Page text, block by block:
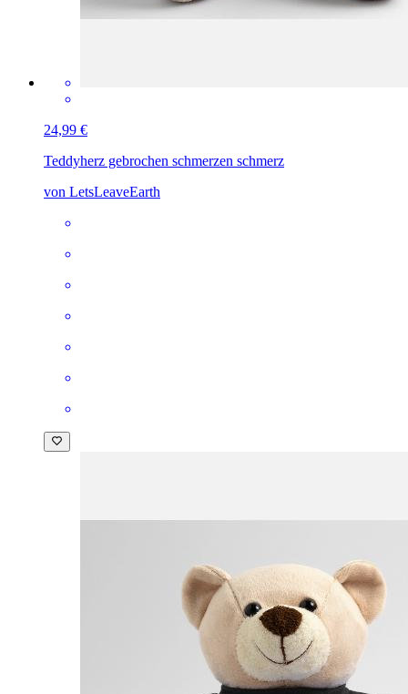
24,99 €
Teddyherz gebrochen schmerzen schmerz
von LetsLeaveEarth